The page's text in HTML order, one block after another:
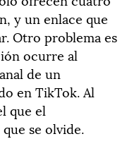
y un enlace que
Otro problema es
ocurre al
de un
en TikTok. Al
que el
se olvide.